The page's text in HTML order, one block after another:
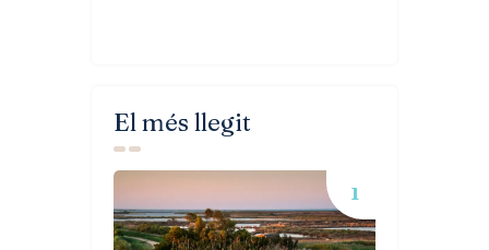
El més llegit